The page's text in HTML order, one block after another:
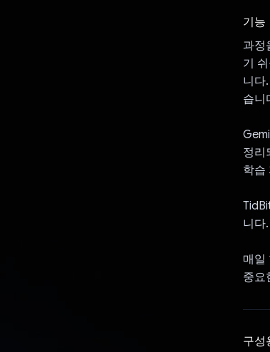
기능
과정
기
니다
습니
정리
학습
니다
매일
중요
구성